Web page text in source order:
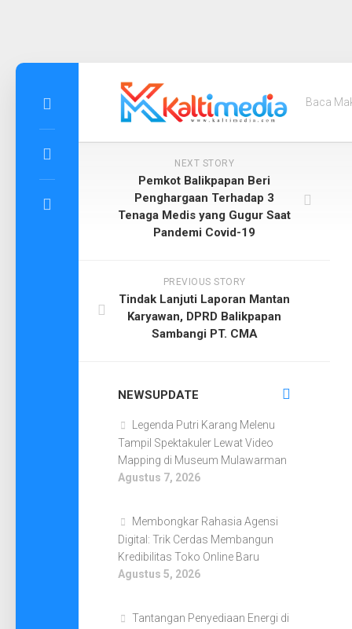
Skip
Baca
NEXT STORY
Pemkot Balikpapan Beri
Penghargaan Terhadap 3
Tenaga Medis yang Gugur Saat
Pandemi Covid-19
PREVIOUS STORY
Tindak Lanjuti Laporan Mantan
Karyawan, DPRD Balikpapan
Sambangi PT. CMA
NEWSUPDATE
Legenda Putri Karang Melenu
Tampil Spektakuler Lewat Video
Mapping di Museum Mulawarman
Agustus 7, 2026
Membongkar Rahasia Agensi
Digital: Trik Cerdas Membangun
Kredibilitas Toko Online Baru
Agustus 5, 2026
Tantangan Penyediaan Energi di